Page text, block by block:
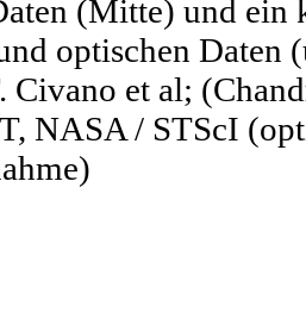
(Mitte) und ein
optischen Daten
Civano et al;
NASA / STScI